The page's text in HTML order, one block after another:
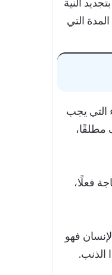
النية
التي
التي يجب
مطلقًا،
فعلًا،
فهو
الذنب.